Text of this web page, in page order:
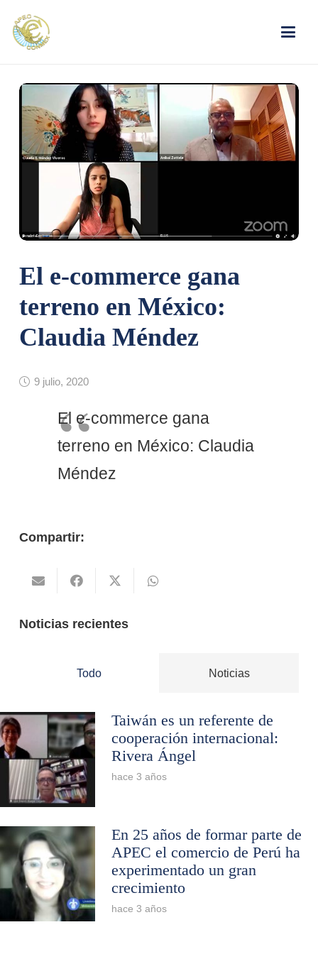
El e-commerce gana
terreno en México:
Claudia Méndez
9 julio, 2020
El e-commerce gana
terreno en México: Claudia
Méndez
Compartir:
Noticias recientes
Todo Noticias
Taiwán es un referente de
cooperación internacional:
Rivera Ángel
hace 3 años
En 25 años de formar parte de
APEC el comercio de Perú ha
experimentado un gran
crecimiento
hace 3 años